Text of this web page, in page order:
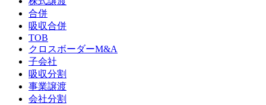
合併
吸収合併
TOB
クロスボーダーM&A
子会社
吸収分割
事業譲渡
会社分割